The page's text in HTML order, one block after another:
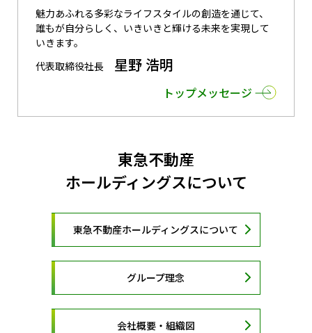
魅力あふれる多彩なライフスタイルの創造を通じて、
誰もが自分らしく、いきいきと輝ける未来を実現して
いきます。
代表取締役社長
星野 浩明
トップメッセージ
東急不動産
ホールディングスについて
東急不動産ホールディングスについて
グループ理念
会社概要・組織図